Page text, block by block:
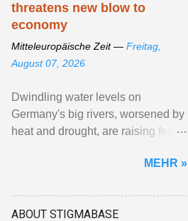
threatens new blow to
economy
Mitteleuropäische Zeit — Freitag,
August 07, 2026
Dwindling water levels on
Germany's big rivers, worsened by
heat and drought, are raising fears
cargo traffic may ... View article...
MEHR »
ABOUT STIGMABASE